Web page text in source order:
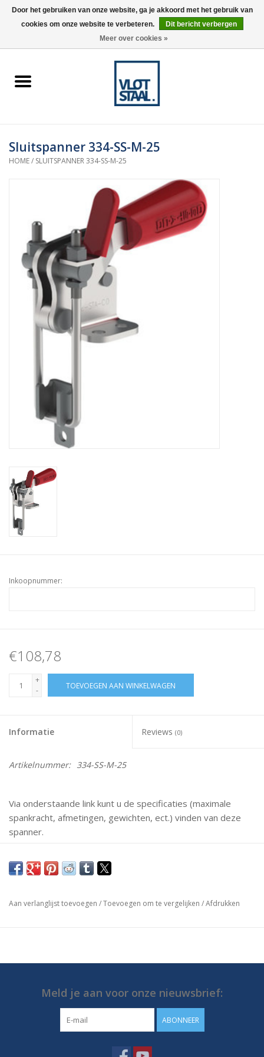
0 Artikelen - €0,00
spanners
Winkelwagen
Sluitspanner 334-SS-M-25
HOME/ SLUITSPANNER 334-SS-M-25
Inkoopnummer:
€108,78
+
-
TOEVOEGEN AAN WINKELWAGEN
Informatie Reviews (0)
Artikelnummer: 334-SS-M-25
Via onderstaande link kunt u de specificaties (maximale
spankracht, afmetingen, gewichten, ect.) vinden van deze
spanner.
Mochten er vragen zijn neem dan gerust contact met ons
op.
https://media.destaco.com/assetbank-
Aan verlanglijst toevoegen /Toevoegen om te vergelijken /Afdrukken
Meld je aan voor onze nieuwsbrief:
ABONNEER
Door het gebruiken van onze website, ga je akkoord met het gebruik van
cookies om onze website te verbeteren.
Dit bericht verbergen
Meer over cookies »